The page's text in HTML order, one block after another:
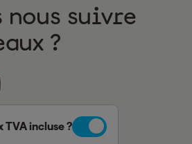
nous suivre
?
TVA incluse ?